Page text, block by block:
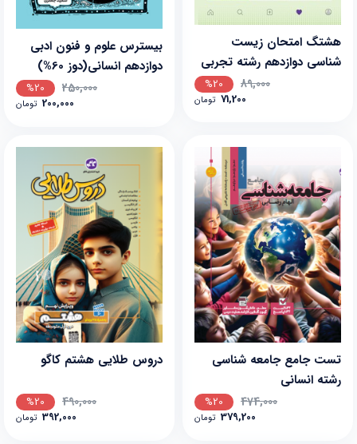
هشتگ امتحان زیست
شناسی دوازدهم رشته تجربی
89,000
%20
71,200 تومان
بیسترس علوم و فنون ادبی
دوازدهم انسانی(دوز 60%)
250,000
%20
200,000 تومان
تست جامع جامعه شناسی
رشته انسانی
474,000
%20
379,200 تومان
دروس طلایی هشتم کاگو
490,000
%20
392,000 تومان